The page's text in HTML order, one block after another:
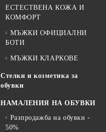
ЕСТЕСТВЕНА КОЖА И
КОМФОРТ
МЪЖКИ ОФИЦИАЛНИ
БОТИ
МЪЖКИ КЛАРКОВЕ
Стелки и козметика за
обувки
НАМАЛЕНИЯ НА ОБУВКИ
Разпродажба на обувки -
50%